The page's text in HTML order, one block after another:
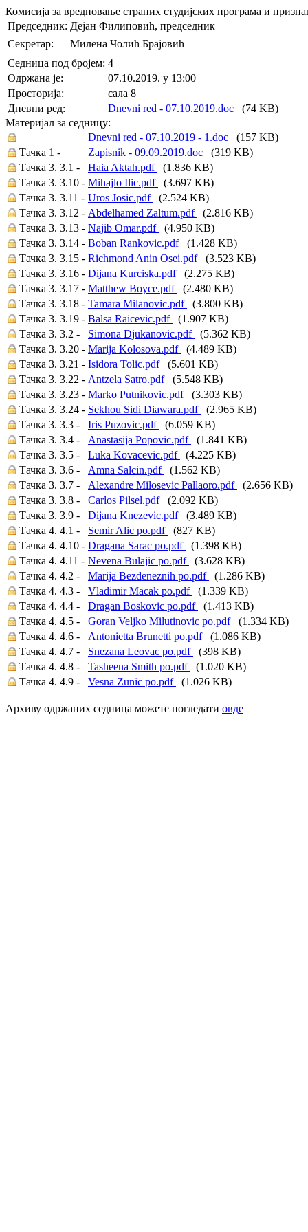
Комисија за вредновање страних студијских програма и
Председник: Дејан Филиповић, председник
Секретар:
Милена Чолић Брајовић
Седница под бројем: 4
Oдржана je:
07.10.2019. у 13:00
Просторија:
сала 8
Дневни ред:
Dnevni red - 07.10.2019.doc (74 KB)
Материјал за седницу:
Dnevni red - 07.10.2019 - 1.doc
(157 KB)
Тачка 1 -
Zapisnik - 09.09.2019.doc
(319 KB)
Тачка 3. 3.1 -
Haia Aktah.pdf
(1.836 KB)
Тачка 3. 3.10 - Mihajlo Ilic.pdf
(3.697 KB)
Тачка 3. 3.11 - Uros Josic.pdf
(2.524 KB)
Тачка 3. 3.12 - Abdelhamed Zaltum.pdf
(2.816 KB)
Тачка 3. 3.13 - Najib Omar.pdf
(4.950 KB)
Тачка 3. 3.14 - Boban Rankovic.pdf
(1.428 KB)
Тачка 3. 3.15 - Richmond Anin Osei.pdf
(3.523 KB)
Тачка 3. 3.16 - Dijana Kurciska.pdf
(2.275 KB)
Тачка 3. 3.17 - Matthew Boyce.pdf
(2.480 KB)
Тачка 3. 3.18 - Tamara Milanovic.pdf
(3.800 KB)
Тачка 3. 3.19 - Balsa Raicevic.pdf
(1.907 KB)
Тачка 3. 3.2 -
Simona Djukanovic.pdf
(5.362 KB)
Тачка 3. 3.20 - Marija Kolosova.pdf
(4.489 KB)
Тачка 3. 3.21 - Isidora Tolic.pdf
(5.601 KB)
Тачка 3. 3.22 - Antzela Satro.pdf
(5.548 KB)
Тачка 3. 3.23 - Marko Putnikovic.pdf
(3.303 KB)
Тачка 3. 3.24 - Sekhou Sidi Diawara.pdf
(2.965 KB)
Тачка 3. 3.3 -
Iris Puzovic.pdf
(6.059 KB)
Тачка 3. 3.4 -
Anastasija Popovic.pdf
(1.841 KB)
Тачка 3. 3.5 -
Luka Kovacevic.pdf
(4.225 KB)
Тачка 3. 3.6 -
Amna Salcin.pdf
(1.562 KB)
Тачка 3. 3.7 -
Alexandre Milosevic Pallaoro.pdf
(2.656 KB)
Тачка 3. 3.8 -
Carlos Pilsel.pdf
(2.092 KB)
Тачка 3. 3.9 -
Dijana Knezevic.pdf
(3.489 KB)
Тачка 4. 4.1 -
Semir Alic po.pdf
(827 KB)
Тачка 4. 4.10 - Dragana Sarac po.pdf
(1.398 KB)
Тачка 4. 4.11 - Nevena Bulajic po.pdf
(3.628 KB)
Тачка 4. 4.2 -
Marija Bezdeneznih po.pdf
(1.286 KB)
Тачка 4. 4.3 -
Vladimir Macak po.pdf
(1.339 KB)
Тачка 4. 4.4 -
Dragan Boskovic po.pdf
(1.413 KB)
Тачка 4. 4.5 -
Goran Veljko Milutinovic po.pdf
(1.334 KB)
Тачка 4. 4.6 -
Antonietta Brunetti po.pdf
(1.086 KB)
Тачка 4. 4.7 -
Snezana Leovac po.pdf
(398 KB)
Тачка 4. 4.8 -
Tasheena Smith po.pdf
(1.020 KB)
Тачка 4. 4.9 -
Vesna Zunic po.pdf (1.026 KB)
Архиву одржаних седница можете погледати овде